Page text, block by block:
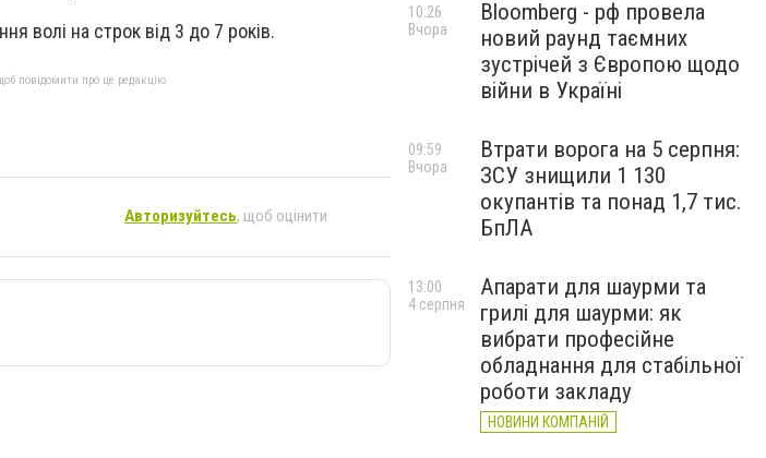
волі на строк від 3 до 7 років.
повідомити про це редакцію
Авторизуйтесь, щоб оцінити
Bloomberg - рф провела
новий раунд таємних
зустрічей з Європою щодо
війни в Україні
10:26
Вчора
Втрати ворога на 5 серпня:
ЗСУ знищили 1 130
окупантів та понад 1,7 тис.
БпЛА
09:59
Вчора
Апарати для шаурми та
грилі для шаурми: як
вибрати професійне
обладнання для стабільної
роботи закладу
НОВИНИ КОМПАНІЙ
13:00
4 серпня